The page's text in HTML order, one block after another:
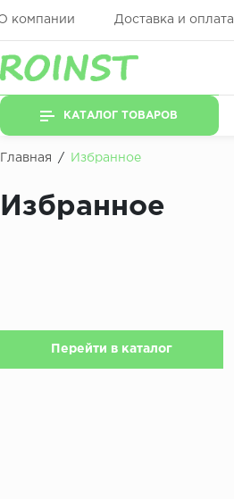
компании Доставка и оплата
КАТАЛОГ ТОВАРОВ
Главная / Избранное
Избранное
Перейти в каталог